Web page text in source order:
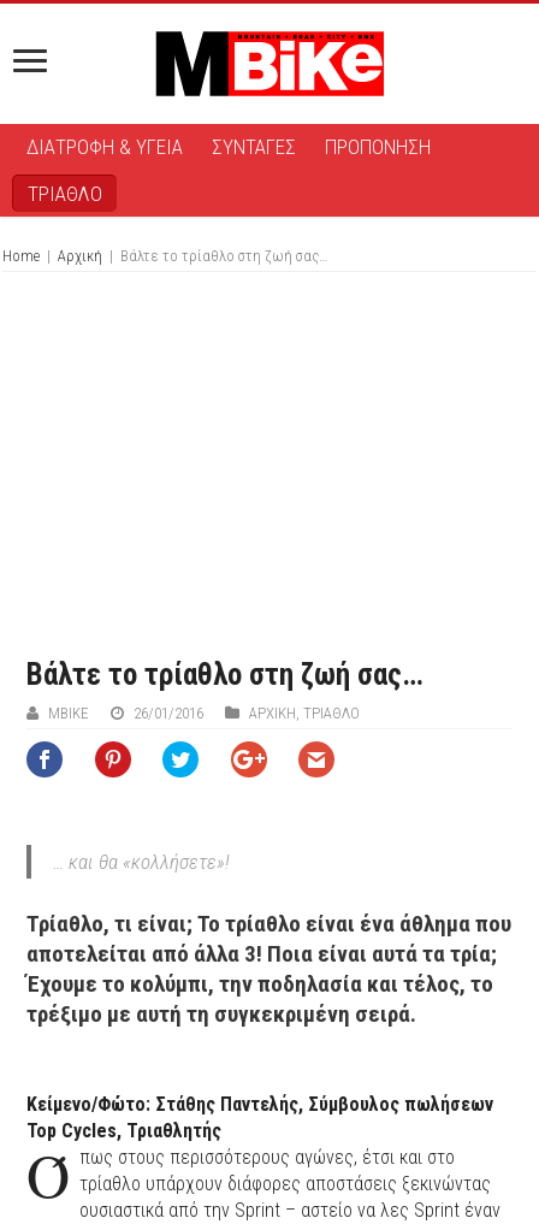
ΔΙΑΤΡΟΦΗ & ΥΓΕΙΑ ΣΥΝΤΑΓΕΣ
ΠΡΟΠΟΝΗΣΗ
ΤΡΙΑΘΛΟ
Home | Αρχική | Βάλτε το τρίαθλο στη ζωή σας…
Βάλτε το τρίαθλο στη ζωή σας…
MBIKE 26/01/2016 ΑΡΧΙΚΉ,ΤΡΙΑΘΛΟ
… και θα «κολλήσετε»!
Τρίαθλο, τι είναι; Το τρίαθλο είναι ένα άθλημα που
αποτελείται από άλλα 3! Ποια είναι αυτά τα τρία;
Έχουμε το κολύμπι, την ποδηλασία και τέλος, το
τρέξιμο με αυτή τη συγκεκριμένη σειρά.
Κείμενο/Φώτο: Στάθης Παντελής, Σύμβουλος πωλήσεων
Top Cycles, Τριαθλητής
Ό πως στους περισσότερους αγώνες, έτσι και στο
τρίαθλο υπάρχουν διάφορες αποστάσεις ξεκινώντας
ουσιαστικά από την Sprint – αστείο να λες Sprint έναν